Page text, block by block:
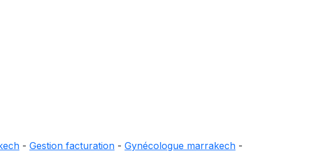
- Gestion facturation - Gynécologue marrakech -